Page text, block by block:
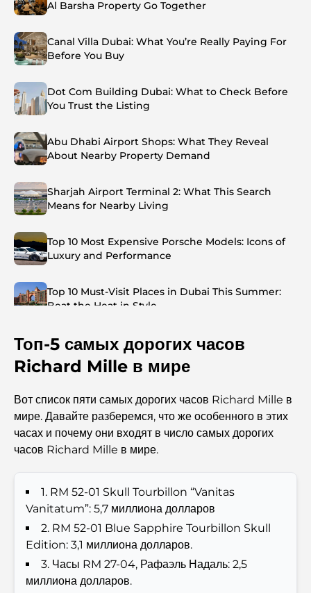
Al Barsha Property Go Together
Canal Villa Dubai: What You’re Really Paying For
Before You Buy
Dot Com Building Dubai: What to Check Before
You Trust the Listing
Abu Dhabi Airport Shops: What They Reveal
About Nearby Property Demand
Sharjah Airport Terminal 2: What This Search
Means for Nearby Living
Top 10 Most Expensive Porsche Models: Icons of
Luxury and Performance
Top 10 Must-Visit Places in Dubai This Summer:
Beat the Heat in Style
Top 7 Busiest Airports in the World: Hub of Global
Investors and Residents
Best Schools in Downtown Dubai: A Guide for
Families
Чем заняться летом в Дубае: подробное руководство
по спасению от жары
Лучшие подарки класса люкс для мужчин:
Топ-5 самых дорогих часов
Richard Mille в мире
Вот список пяти самых дорогих часов Richard Mille в
мире. Давайте разберемся, что же особенного в этих
часах и почему они входят в число самых дорогих
часов Richard Mille в мире.
1. RM 52-01 Skull Tourbillon “Vanitas
Vanitatum”: 5,7 миллиона долларов
2. RM 52-01 Blue Sapphire Tourbillon Skull
Edition: 3,1 миллиона долларов.
3. Часы RM 27-04, Рафаэль Надаль: 2,5
миллиона долларов.